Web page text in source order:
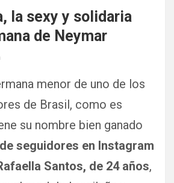
la sexy y solidaria
de Neymar
menor de uno de los
de Brasil, como es
su nombre bien ganado
seguidores en Instagram
Santos, de 24 años,